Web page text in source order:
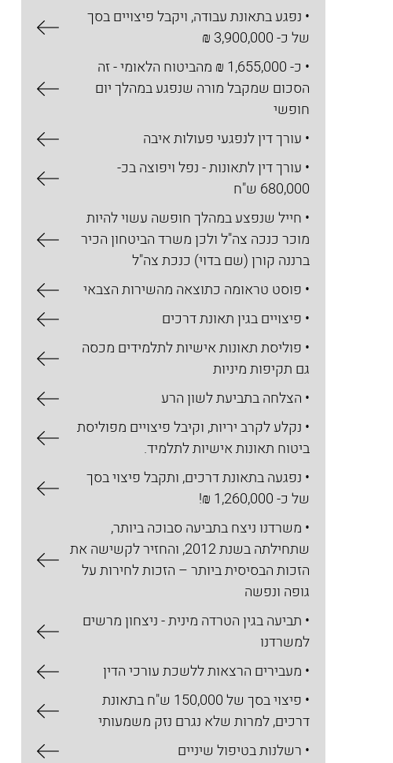
• נפגע בתאונת עבודה, ויקבל פיצויים בסך
של כ- 3,900,000 ₪
• כ- 1,655,000 ₪ מהביטוח הלאומי - זה
הסכום שמקבל מורה שנפגע במהלך יום
חופשי
• עורך דין לנפגעי פעולות איבה
• עורך דין לתאונות - נפל ויפוצה בכ-
680,000 ש"ח
• חייל שנפצע במהלך חופשה עשוי להיות
מוכר כנכה צה"ל ולכן משרד הביטחון הכיר
ברננה קורן (שם בדוי) כנכת צה"ל
• פוסט טראומה כתוצאה מהשירות הצבאי
• פיצויים בגין תאונת דרכים
• פוליסת תאונות אישיות לתלמידים מכסה
גם תקיפות מיניות
• הצלחה בתביעת לשון הרע
• נקלע לקרב יריות, וקיבל פיצויים מפוליסת
ביטוח תאונות אישיות לתלמיד.
• נפגעה בתאונת דרכים, ותקבל פיצוי בסך
של כ- 1,260,000 ₪!
• משרדנו ניצח בתביעה סבוכה ביותר,
שתחילתה בשנת 2012, והחזיר לקשישה את
הזכות הבסיסית ביותר – הזכות לחירות על
גופה ונפשה
• תביעה בגין הטרדה מינית - ניצחון מרשים
למשרדנו
• מעבירים הרצאות ללשכת עורכי הדין
• פיצוי בסך של 150,000 ש"ח בתאונת
דרכים, למרות שלא נגרם נזק משמעותי
• רשלנות בטיפול שיניים